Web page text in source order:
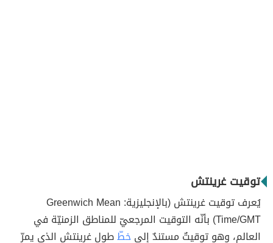
توقيت غرينتش
يُعرف توقيت غرينتش (بالإنجليزية: Greenwich Mean
Time/GMT) بأنّه التوقيت المرجعيّ للمناطق الزمنيّة في
العالم، وهو توقيتٌ مستندٌ إلىخطّطول غرينتش الذي يمرّ